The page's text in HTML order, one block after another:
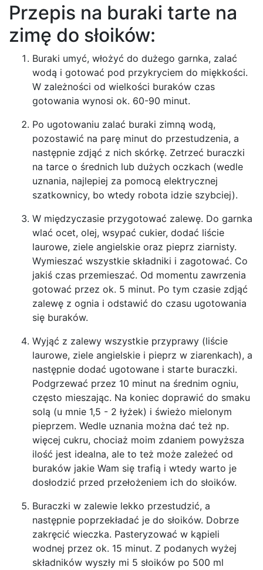
Przepis na buraki tarte na
zimę do słoików:
Buraki umyć, włożyć do dużego garnka, zalać
wodą i gotować pod przykryciem do miękkości.
W zależności od wielkości buraków czas
gotowania wynosi ok. 60-90 minut.
Po ugotowaniu zalać buraki zimną wodą,
pozostawić na parę minut do przestudzenia, a
następnie zdjąć z nich skórkę. Zetrzeć buraczki
na tarce o średnich lub dużych oczkach (wedle
uznania, najlepiej za pomocą elektrycznej
szatkownicy, bo wtedy robota idzie szybciej).
W międzyczasie przygotować zalewę. Do garnka
wlać ocet, olej, wsypać cukier, dodać liście
laurowe, ziele angielskie oraz pieprz ziarnisty.
Wymieszać wszystkie składniki i zagotować. Co
jakiś czas przemieszać. Od momentu zawrzenia
gotować przez ok. 5 minut. Po tym czasie zdjąć
zalewę z ognia i odstawić do czasu ugotowania
się buraków.
Wyjąć z zalewy wszystkie przyprawy (liście
laurowe, ziele angielskie i pieprz w ziarenkach), a
następnie dodać ugotowane i starte buraczki.
Podgrzewać przez 10 minut na średnim ogniu,
często mieszając. Na koniec doprawić do smaku
solą (u mnie 1,5 - 2 łyżek) i świeżo mielonym
pieprzem. Wedle uznania można dać też np.
więcej cukru, chociaż moim zdaniem powyższa
ilość jest idealna, ale to też może zależeć od
buraków jakie Wam się trafią i wtedy warto je
dosłodzić przed przełożeniem ich do słoików.
Buraczki w zalewie lekko przestudzić, a
następnie poprzekładać je do słoików. Dobrze
zakręcić wieczka. Pasteryzować w kąpieli
wodnej przez ok. 15 minut. Z podanych wyżej
składników wyszły mi 5 słoików po 500 ml